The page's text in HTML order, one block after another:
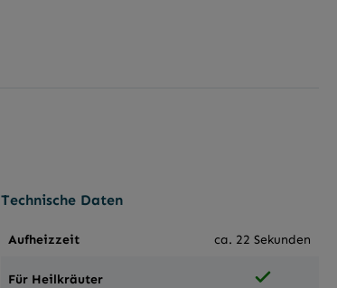
Technische Daten
Aufheizzeit ca. 22 Sekunden
Für Heilkräuter